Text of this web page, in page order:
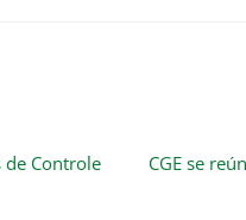
de Controle
CGE se